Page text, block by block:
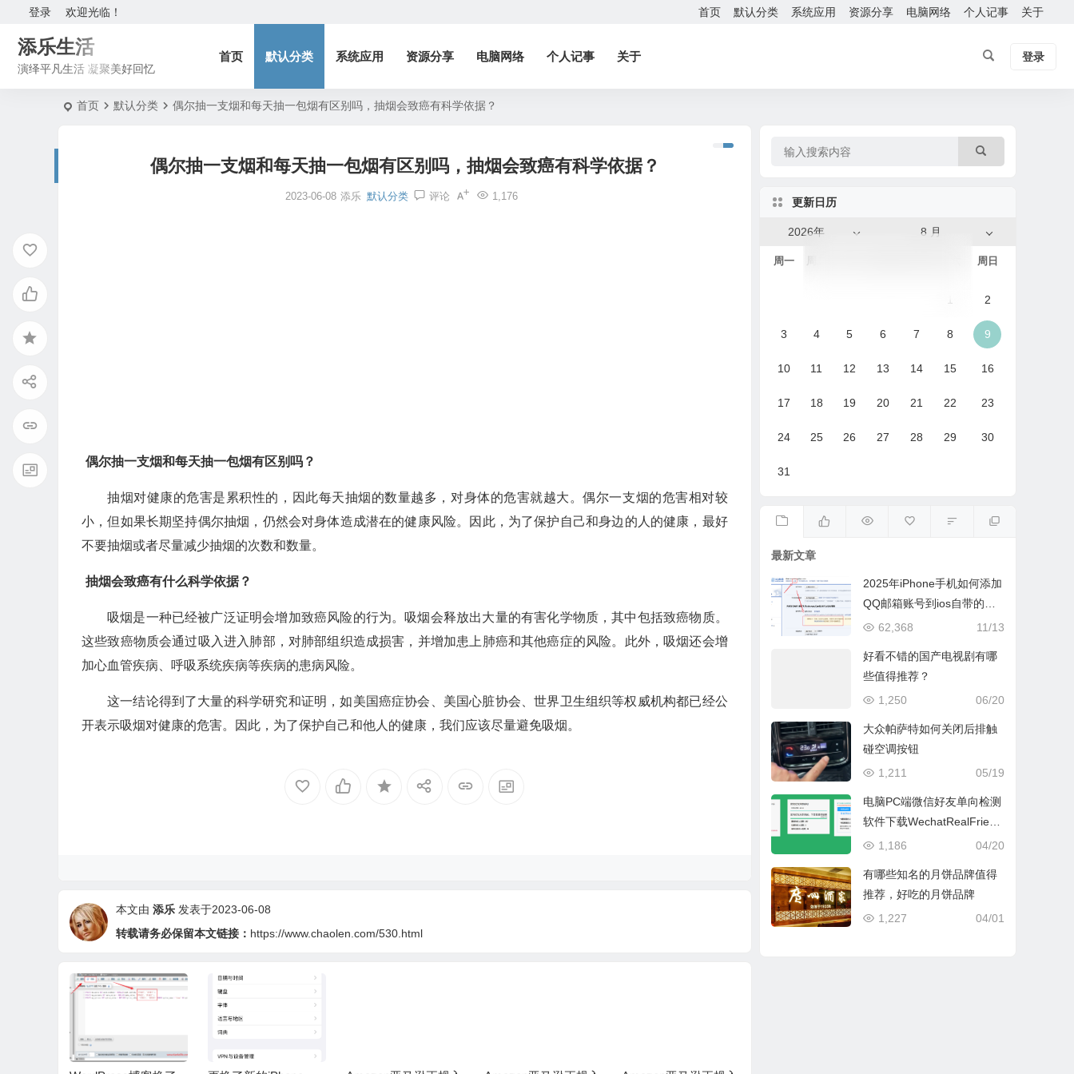
欢迎光临！
登录 首页 默认分类 系统应用 资源分享 电脑网络 个人记事 关于
添乐生活
演绎平凡生活 凝聚美好回忆
首页 默认分类 系统应用 资源分享 电脑网络 个人记事 关于 登录
首页 默认分类 偶尔抽一支烟和每天抽一包烟有区别吗，抽烟会致癌有科学依据？
偶尔抽一支烟和每天抽一包烟有区别吗，抽烟会致癌有科学依据？
2023-06-08 添乐 默认分类 评论 1,176
偶尔抽一支烟和每天抽一包烟有区别吗？
抽烟对健康的危害是累积性的，因此每天抽烟的数量越多，对身体的危害就越大。偶尔一支烟的危害相对较
小，但如果长期坚持偶尔抽烟，仍然会对身体造成潜在的健康风险。因此，为了保护自己和身边的人的健康，最好
不要抽烟或者尽量减少抽烟的次数和数量。
抽烟会致癌有什么科学依据？
吸烟是一种已经被广泛证明会增加致癌风险的行为。吸烟会释放出大量的有害化学物质，其中包括致癌物质。
这些致癌物质会通过吸入进入肺部，对肺部组织造成损害，并增加患上肺癌和其他癌症的风险。此外，吸烟还会增
加心血管疾病、呼吸系统疾病等疾病的患病风险。
这一结论得到了大量的科学研究和证明，如美国癌症协会、美国心脏协会、世界卫生组织等权威机构都已经公
开表示吸烟对健康的危害。因此，为了保护自己和他人的健康，我们应该尽量避免吸烟。
本文由 添乐 发表于2023-06-08
转载请务必保留本文链接： https://www.chaolen.com/530.html
更新日历
8 月
2026年
周一 周日
2
3 4 5 6 7 8 9
10 11 12 13 14 15 16
17 18 19 20 21 22 23
24 25 26 27 28 29 30
31
最新文章
2025年iPhone手机如何添加
QQ邮箱账号到ios自带的邮
件App
11/13
62,368
好看不错的国产电视剧有哪
些值得推荐？
06/20
1,250
大众帕萨特如何关闭后排触
碰空调按钮
05/19
1,211
电脑PC端微信好友单向检测
软件下载WechatRealFriend
s_1.0.4
04/20
1,186
有哪些知名的月饼品牌值得
推荐，好吃的月饼品牌
04/01
1,227